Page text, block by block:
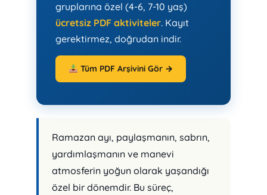
gruplarına özel (4-6, 7-10 yaş)
ücretsiz PDF aktiviteler. Kayıt
gerektirmez, doğrudan indir.
Tüm PDF Arşivini Gör →
Ramazan ayı, paylaşmanın, sabrın,
yardımlaşmanın ve manevi
atmosferin yoğun olarak yaşandığı
özel bir dönemdir. Bu süreç,